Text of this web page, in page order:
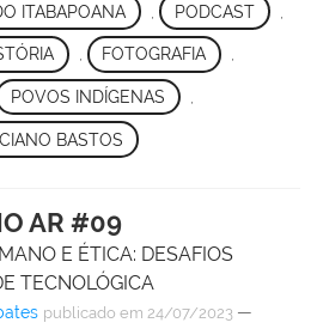
ITABAPOANA PODCAST
, FOTOGRAFIA ,
POVOS INDÍGENAS
BASTOS
AR #09
E ÉTICA: DESAFIOS
TECNOLÓGICA
publicado em 24/07/2023 —